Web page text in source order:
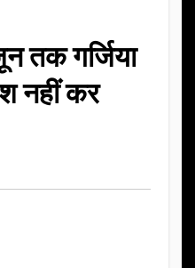
तक गर्जिया
नहीं कर